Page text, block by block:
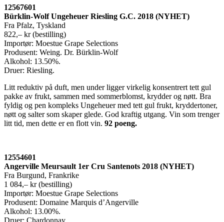
12567601
Bürklin-Wolf Ungeheuer Riesling G.C. 2018 (NYHET)
Fra Pfalz, Tyskland
822,– kr (bestilling)
Importør: Moestue Grape Selections
Produsent: Weing. Dr. Bürklin-Wolf
Alkohol: 13.50%.
Druer: Riesling.
Litt reduktiv på duft, men under ligger virkelig konsentrert tett gul
pakke av frukt, sammen med sommerblomst, krydder og nøtt. Bra
fyldig og pen kompleks Ungeheuer med tett gul frukt, kryddertoner,
nøtt og salter som skaper glede. God kraftig utgang. Vin som trenger
litt tid, men dette er en flott vin. 92 poeng.
12554601
Angerville Meursault 1er Cru Santenots 2018 (NYHET)
Fra Burgund, Frankrike
1 084,– kr (bestilling)
Importør: Moestue Grape Selections
Produsent: Domaine Marquis d’Angerville
Alkohol: 13.00%.
Druer: Chardonnay.